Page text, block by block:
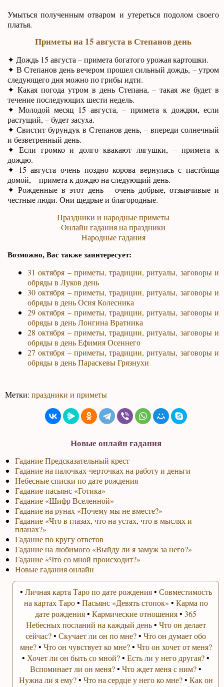
Умыться полученным отваром и утереться подолом своего
платья.
Приметы на 15 августа в Степанов день
✦ Дождь 15 августа – примета богатого урожая картошки.
✦ В Степанов день вечером прошел сильный дождь, – утром
следующего дня можно по грибы идти.
✦ Какая погода утром в день Степана, – такая же будет в
течение последующих шести недель.
✦ Молодой месяц 15 августа, – примета к дождям, если
растущий, – будет засуха.
✦ Свистит бурундук в Степанов день, – впереди солнечный
и безветренный день.
✦ Если громко и долго квакают лягушки, – примета к
дождю.
✦ 15 августа очень поздно корова вернулась с пастбища
домой, – примета к дождю на следующий день.
✦ Рожденные в этот день – очень добрые, отзывчивые и
честные люди. Они щедрые и благородные.
Праздники и народные приметы
Онлайн гадания на праздники
Народные гадания
Возможно, Вас также заинтересует:
31 октября – приметы, традиции, ритуалы, заговоры и
обряды в Луков день
30 октября – приметы, традиции, ритуалы, заговоры и
обряды в день Осия Колесника
29 октября – приметы, традиции, ритуалы, заговоры и
обряды в день Лонгина Вратника
28 октября – приметы, традиции, ритуалы, заговоры и
обряды в день Ефимия Осеннего
27 октября – приметы, традиции, ритуалы, заговоры и
обряды в день Параскевы Грязнухи
Метки:праздники и приметы
Новые онлайн гадания
Гадание Предсказательный крест
Гадание на палочках-черточках на работу и деньги
Небесные списки по дате рождения
Гадание-пасьянс «Готика»
Гадание «Шифр Вселенной»
Гадание на рунах «Почему мы не вместе?»
Гадание «Что в глазах, что на устах, что в мыслях и
планах?»
Гадание по кругу ответов
Гадание на любимого «Выйду ли я замуж за него?»
Гадание «Что со мной происходит?»
Новые гадания онлайн
• Личная карта Таро по дате рождения• Совместимость
на картах Таро• Пасьянс «Девять стопок» • Карма по
дате рождения•Кармические отношения•365
Небесных посланий на каждый день• Что он делает
сейчас?•Скучает ли он по мне?•Что он думает обо
мне?• Что он чувствует ко мне?• Что он хочет от меня?
• Хочет ли он быть со мной?•Есть ли у него другая?•
Вспоминает ли он меня?•Что ждет меня с ним?•
Нужна ли я ему?• Что на сердце у него ко мне?• Как он